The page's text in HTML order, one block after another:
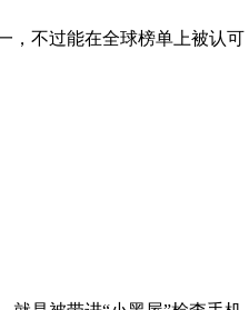
不过能在全球榜单上被认